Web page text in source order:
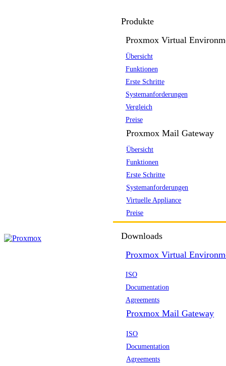
Produkte
Proxmox Virtual
Übersicht
Funktionen
Erste Schritte
Systemanforderungen
Vergleich
Preise
Proxmox Mail Gateway
Übersicht
Funktionen
Erste Schritte
Systemanforderungen
Virtuelle Appliance
Preise
Downloads
Proxmox Virtual
ISO
Documentation
Agreements
Proxmox Mail Gateway
ISO
Documentation
Agreements